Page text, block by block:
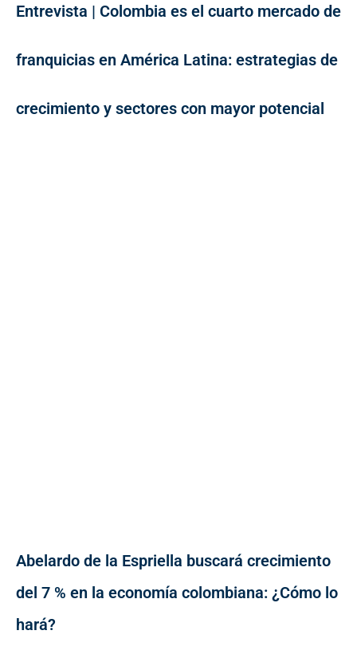
Entrevista | Colombia es el cuarto mercado de
franquicias en América Latina: estrategias de
crecimiento y sectores con mayor potencial
Abelardo de la Espriella buscará crecimiento
del 7 % en la economía colombiana: ¿Cómo lo
hará?